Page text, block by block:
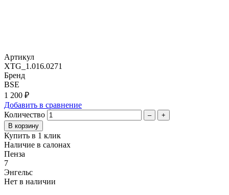
Артикул
XTG_1.016.0271
Бренд
BSE
1 200 ₽
Добавить в сравнение
Количество
– +
Купить в 1 клик
Наличие в салонах
Пенза
7
Энгельс
Нет в наличии